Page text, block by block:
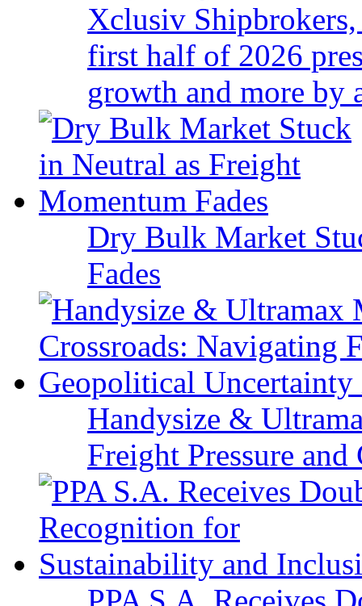
Xclusiv
first half of 2026
growth and more
Dry Bulk Market
Fades
Handysize &
Freight Pressure